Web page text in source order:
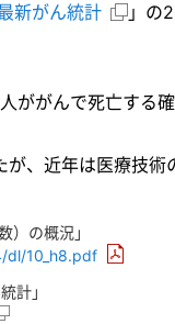
新がん統計
」の
ががんで死亡する
、近年は医療技
の概況」
dl/10_h8.pdf
計」